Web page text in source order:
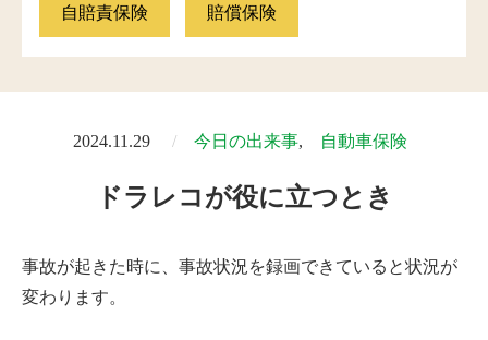
自賠責保険 賠償保険
2024.11.29 今日の出来事 自動車保険
ドラレコが役に立つとき
事故が起きた時に、事故状況を録画できていると状況が
変わります。